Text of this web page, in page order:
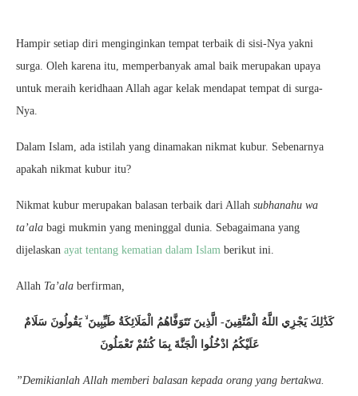
Hampir setiap diri menginginkan tempat terbaik di sisi-Nya yakni
surga. Oleh karena itu, memperbanyak amal baik merupakan upaya
untuk meraih keridhaan Allah agar kelak mendapat tempat di surga-
Nya.
Dalam Islam, ada istilah yang dinamakan nikmat kubur. Sebenarnya
apakah nikmat kubur itu?
Nikmat kubur merupakan balasan terbaik dari Allah subhanahu wa
ta’ala bagi mukmin yang meninggal dunia. Sebagaimana yang
dijelaskan ayat tentang kematian dalam Islam berikut ini.
Allah Ta’ala berfirman,
كَذَٰلِكَ يَجْزِي اللَّهُ الْمُتَّقِينَ- الَّذِينَ تَتَوَفَّاهُمُ الْمَلَائِكَةُ طَيِّبِينَ ۙ يَقُولُونَ سَلَامٌ
عَلَيْكُمُ ادْخُلُوا الْجَنَّةَ بِمَا كُنتُمْ تَعْمَلُونَ
”Demikianlah Allah memberi balasan kepada orang yang bertakwa.